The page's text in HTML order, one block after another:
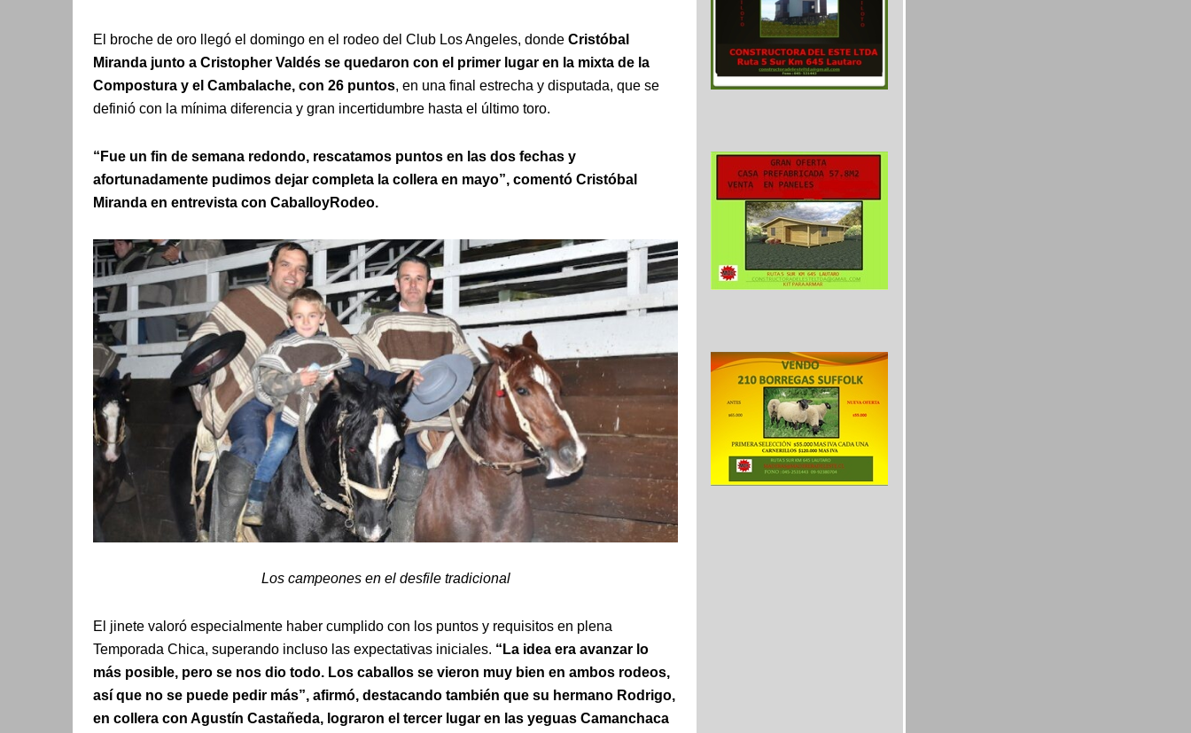
El broche de oro llegó el domingo en el rodeo del Club Los Angeles, donde Cristóbal
Miranda junto a Cristopher Valdés se quedaron con el primer lugar en la mixta de la
Compostura y el Cambalache, con 26 puntos, en una final estrecha y disputada, que se
definió con la mínima diferencia y gran incertidumbre hasta el último toro.
“Fue un fin de semana redondo, rescatamos puntos en las dos fechas y
afortunadamente pudimos dejar completa la collera en mayo”, comentó Cristóbal
Miranda en entrevista con CaballoyRodeo.
Los campeones en el desfile tradicional
El jinete valoró especialmente haber cumplido con los puntos y requisitos en plena
Temporada Chica, superando incluso las expectativas iniciales. “La idea era avanzar lo
más posible, pero se nos dio todo. Los caballos se vieron muy bien en ambos rodeos,
así que no se puede pedir más”, afirmó, destacando también que su hermano Rodrigo,
en collera con Agustín Castañeda, lograron el tercer lugar en las yeguas Camanchaca